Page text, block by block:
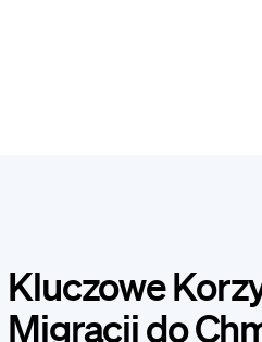
Kluczowe
Migracji do